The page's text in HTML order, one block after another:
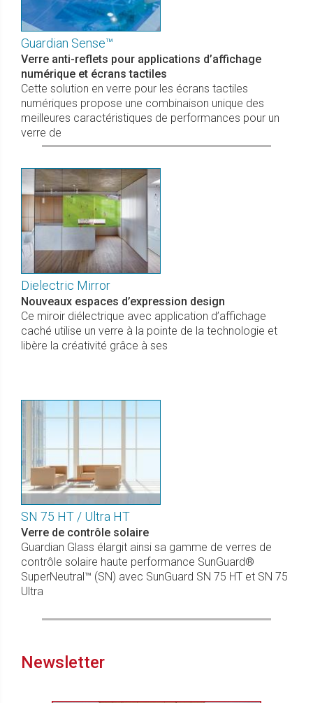
Guardian Sense™
Verre anti-reflets pour applications d’affichage
numérique et écrans tactiles
Cette solution en verre pour les écrans tactiles
numériques propose une combinaison unique des
meilleures caractéristiques de performances pour un
verre de
Dielectric Mirror
Nouveaux espaces d’expression design
Ce miroir diélectrique avec application d’affichage
caché utilise un verre à la pointe de la technologie et
libère la créativité grâce à ses
SN 75 HT / Ultra HT
Verre de contrôle solaire
Guardian Glass élargit ainsi sa gamme de verres de
contrôle solaire haute performance SunGuard®
SuperNeutral™ (SN) avec SunGuard SN 75 HT et SN 75
Ultra
Newsletter